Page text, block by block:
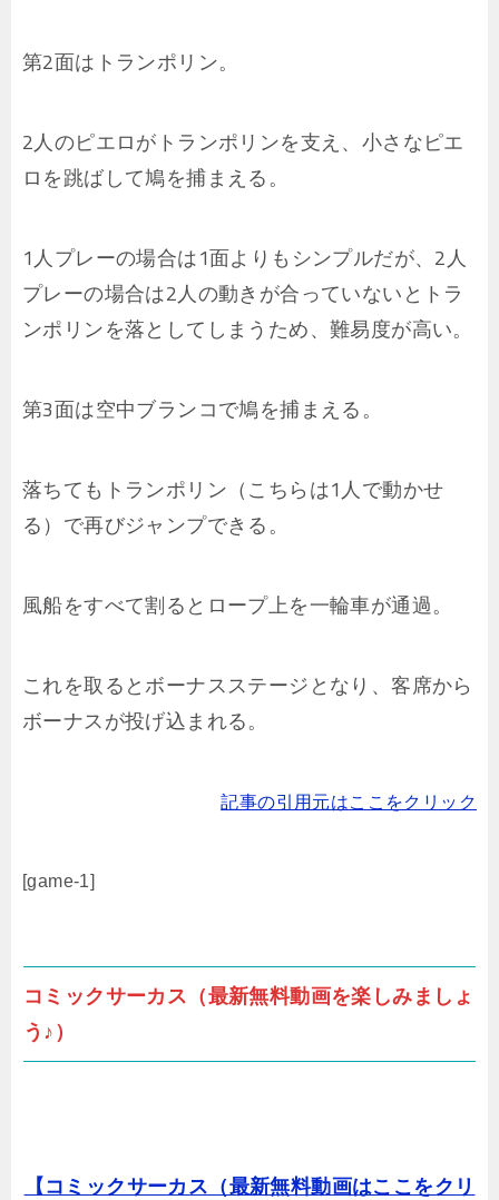
第2面はトランポリン。
2人のピエロがトランポリンを支え、小さなピエ
ロを跳ばして鳩を捕まえる。
1人プレーの場合は1面よりもシンプルだが、2人
プレーの場合は2人の動きが合っていないとトラ
ンポリンを落としてしまうため、難易度が高い。
第3面は空中ブランコで鳩を捕まえる。
落ちてもトランポリン（こちらは1人で動かせ
る）で再びジャンプできる。
風船をすべて割るとロープ上を一輪車が通過。
これを取るとボーナスステージとなり、客席から
ボーナスが投げ込まれる。
記事の引用元はここをクリック
[game-1]
コミックサーカス（最新無料動画を楽しみましょ
う♪）
【コミックサーカス（最新無料動画はここをクリ